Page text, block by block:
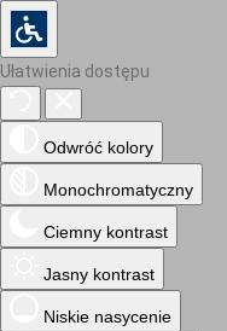
Ułatwienia dostępu
Odwróć kolory
Monochromatyczny
Ciemny kontrast
Jasny kontrast
Niskie nasycenie